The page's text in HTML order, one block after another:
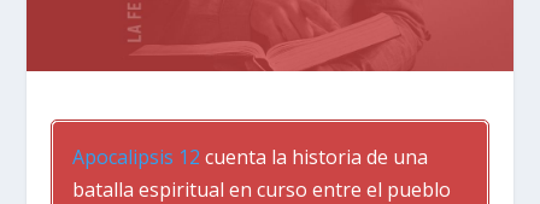
Apocalipsis 12 cuenta la historia de una
batalla espiritual en curso entre el pueblo